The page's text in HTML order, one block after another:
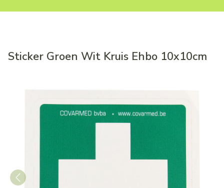
Sticker Groen Wit Kruis Ehbo 10x10cm